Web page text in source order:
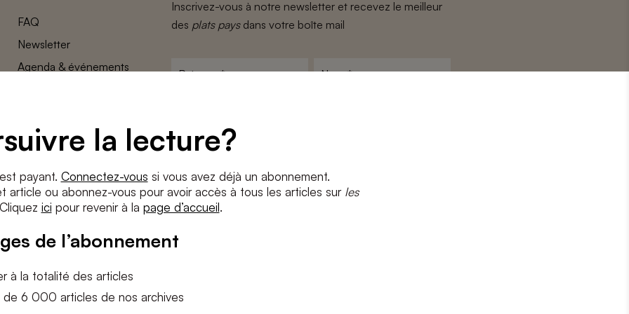
la lecture?
payant. Connectez-vous si vous avez déjà un abonnement.
article ou abonnez-vous pour avoir accès à tous les articles sur les
ici pour revenir à la page d’accueil.
de l’abonnement
à la totalité des articles
6 000 articles de nos archives
FAQ
Newsletter
Agenda & événements
Paramètres des cookies
Inscrivez-vous à notre newsletter et recevez le meilleur
des plats paysdans votre boîte mail
e-
mail
Conditions *
J'accepteles termes et conditionsetla politique de confidentialité